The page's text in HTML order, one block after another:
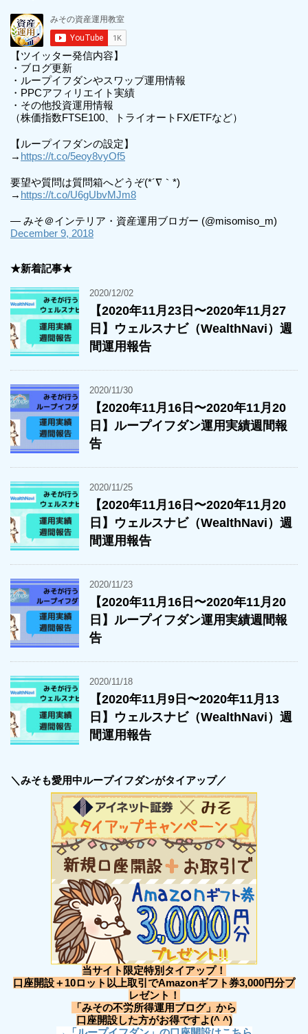
【ツイッター発信内容】
・ブログ更新
・ループイフダンやスワップ運用情報
・PPCアフィリエイト実績
・その他投資運用情報
（株価指数FTSE100、トライオートFX/ETFなど）
【ループイフダンの設定】
→ https://t.co/5eoy8vyOf5
要望や質問は質問箱へどうぞ(*´∇｀*)
→ https://t.co/U6gUbvMJm8
— みそ＠インテリア・資産運用ブロガー (@misomiso_m)
December 9, 2018
★新着記事★
2020/12/02
【2020年11月23日〜2020年11月27
日】ウェルスナビ（WealthNavi）週
間運用報告
2020/11/30
【2020年11月16日〜2020年11月20
日】ループイフダン運用実績週間報
告
2020/11/25
【2020年11月16日〜2020年11月20
日】ウェルスナビ（WealthNavi）週
間運用報告
2020/11/23
【2020年11月16日〜2020年11月20
日】ループイフダン運用実績週間報
告
2020/11/18
【2020年11月9日〜2020年11月13
日】ウェルスナビ（WealthNavi）週
間運用報告
＼みそも愛用中ループイフダンがタイアップ／
当サイト限定特別タイアップ！
口座開設＋10ロット以上取引でAmazonギフト券3,000円分プ
レゼント！
「みその不労所得運用ブログ」から
口座開設した方がお得ですよ(^ ^)